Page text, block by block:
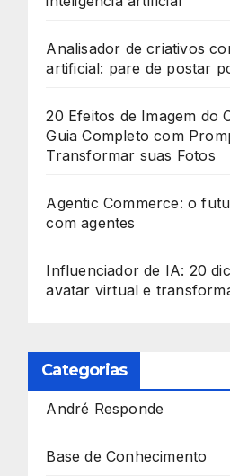
Analisador de criativos
artificial: pare de postar
20 Efeitos de Imagem do
Guia Completo com
Transformar suas Fotos
Agentic Commerce: o
com agentes
Influenciador de IA: 20
avatar virtual e
Categorias
André Responde
Base de Conhecimento